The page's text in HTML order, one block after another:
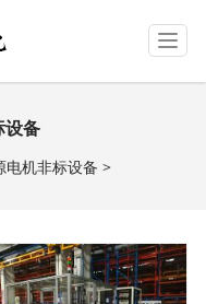
T
o
g
i
g
a
设备
电机非标设备 >